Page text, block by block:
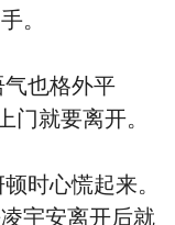
。
也格外平
门就要离开。
时心慌起来。
宇安离开后就